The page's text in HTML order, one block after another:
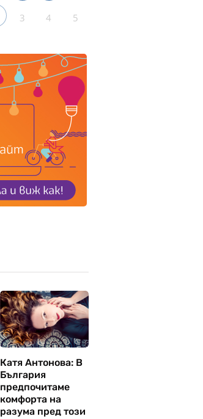
3 4 5
Катя Антонова: В
България
предпочитаме
комфорта на
разума пред този